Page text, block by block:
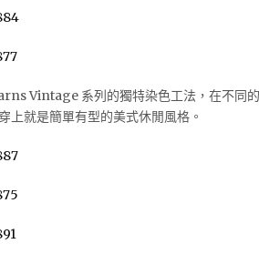
Vintage 系列的獨特染色工法，在不同
上就是簡單有型的美式休閒風格。